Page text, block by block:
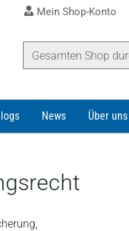
Mein Shop-Konto
News Über uns